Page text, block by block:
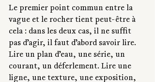
Le premier point commun entre la
vague et le rocher tient peut-être à
cela : dans les deux cas, il ne suffit
pas d’agir, il faut d’abord savoir lire.
Lire un plan d’eau, une série, un
courant, un déferlement. Lire une
ligne, une texture, une exposition,